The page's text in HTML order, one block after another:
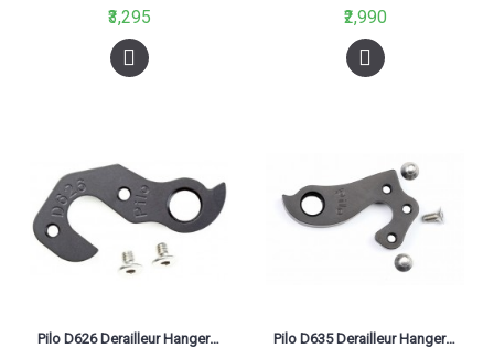
₹3,295 ₹2,990
Pilo D626 Derailleur Hanger For Colnago Aka C60 Black Pilo D635 Derailleur Hanger For Bergamont Aka Bgm-H030, Boardman 2014 Slr 9.4